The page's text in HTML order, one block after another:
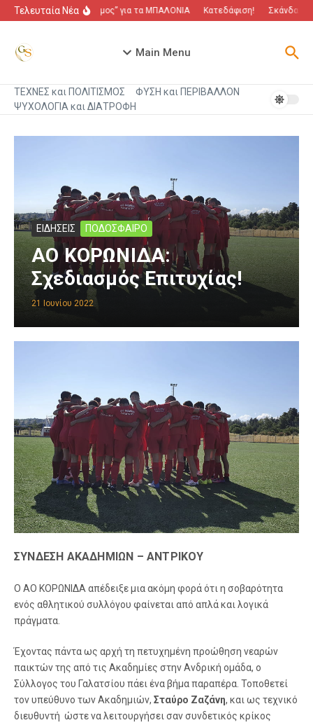
Μετάβαση στο περιεχόμενο
Τελευταία Νέα“Πόλεμος” για τα ΜΠΑΛΟΝΙΑ Κατεδάφιση! Σκάνδαλο
Main Menu
ΤΕΧΝΕΣ και ΠΟΛΙΤΙΣΜΟΣ
ΦΥΣΗ και ΠΕΡΙΒΑΛΛΟΝ
ΨΥΧΟΛΟΓΙΑ και ΔΙΑΤΡΟΦΗ
ΕΙΔΗΣΕΙΣ ΠΟΔΟΣΦΑΙΡΟ
ΑΟ ΚΟΡΩΝΙΔΑ:
Σχεδιασμός Επιτυχίας!
21 Ιουνίου 2022
ΣΥΝΔΕΣΗ ΑΚΑΔΗΜΙΩΝ – ΑΝΤΡΙΚΟΥ
Ο ΑΟ ΚΟΡΩΝΙΔΑ απέδειξε μια ακόμη φορά ότι η σοβαρότητα
ενός αθλητικού συλλόγου φαίνεται από απλά και λογικά
πράγματα.
Έχοντας πάντα ως αρχή τη πετυχημένη προώθηση νεαρών
παικτών της από τις Ακαδημίες στην Ανδρική ομάδα, ο
Σύλλογος του Γαλατσίου πάει ένα βήμα παραπέρα. Τοποθετεί
τον υπεύθυνο των Ακαδημιών, Σταύρο Ζαζάνη, και ως τεχνικό
διευθυντή ώστε να λειτουργήσει σαν συνδετικός κρίκος